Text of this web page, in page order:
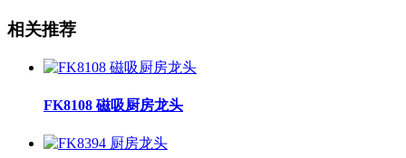
相关推荐
FK8108 磁吸厨房龙头